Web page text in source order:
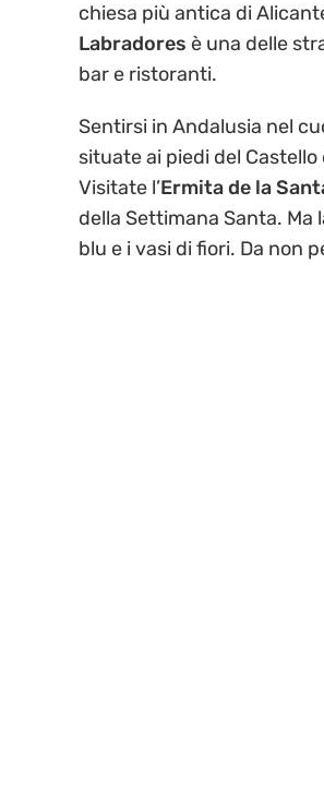
chiesa più antica di
Labradores è una delle
bar e ristoranti.
Sentirsi in Andalusia nel
situate ai piedi del
Visitate l’Ermita de la
della Settimana Santa.
blu e i vasi di fiori. Da non